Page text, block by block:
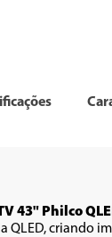
43" Philco
QLED, criando